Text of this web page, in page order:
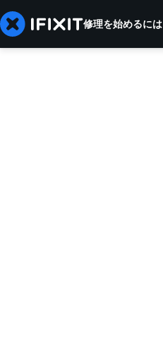
修理を始めるには